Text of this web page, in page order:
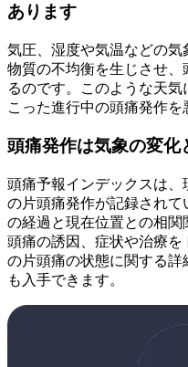
あります
気圧、湿度や気温などの
物質の不均衡を生じさせ
るのです。このような天
こった進行中の頭痛発作を
頭痛発作は気象の変化
頭痛予報インデックスは
の片頭痛発作が記録され
の経過と現在位置との相
頭痛の誘因、症状や治療
の片頭痛の状態に関する詳
も入手できます。